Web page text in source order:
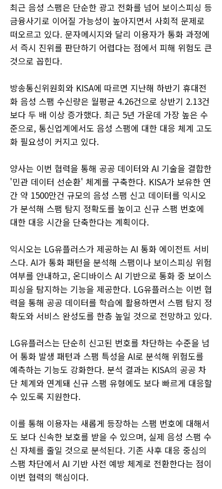
최근 음성 스팸은 단순한 광고 전화를 넘어 보이스피싱 등
금융사기로 이어질 가능성이 높아지면서 사회적 문제로
떠오르고 있다. 문자메시지와 달리 이용자가 통화 과정에
서 즉시 진위를 판단하기 어렵다는 점에서 피해 위험도 큰
것으로 꼽힌다.
방송통신위원회와 KISA에 따르면 지난해 하반기 휴대전
화 음성 스팸 수신량은 월평균 4.26건으로 상반기 2.13건
보다 두 배 이상 증가했다. 최근 5년 가운데 가장 높은 수
준으로, 통신업계에서도 음성 스팸에 대한 대응 체계 고도
화 필요성이 커지고 있다.
양사는 이번 협력을 통해 공공 데이터와 AI 기술을 결합한
'민관 데이터 선순환' 체계를 구축한다. KISA가 보유한 연
간 약 1500만건 규모의 음성 스팸 신고 데이터를 익시오
가 분석해 스팸 탐지 정확도를 높이고 신규 스팸 번호에
대한 대응 시간을 단축한다는 계획이다.
익시오는 LG유플러스가 제공하는 AI 통화 에이전트 서비
스다. AI가 통화 패턴을 분석해 스팸이나 보이스피싱 위험
여부를 안내하고, 온디바이스 AI 기반으로 통화 중 보이스
피싱을 탐지하는 기능을 제공한다. LG유플러스는 이번 협
력을 통해 공공 데이터를 학습에 활용하면서 스팸 탐지 정
확도와 서비스 완성도를 한층 높일 것으로 전망하고 있다.
LG유플러스는 단순히 신고된 번호를 차단하는 수준을 넘
어 통화 발생 패턴과 스팸 특성을 AI로 분석해 위험도를
예측하는 기능도 강화한다. 분석 결과는 KISA의 공공 차
단 체계와 연계돼 신규 스팸 유형에도 보다 빠르게 대응할
수 있도록 지원한다.
이를 통해 이용자는 새롭게 등장하는 스팸 번호에 대해서
도 보다 신속한 보호를 받을 수 있으며, 실제 음성 스팸 수
신 자체를 줄일 것으로 분석된다. 기존 사후 대응 중심의
스팸 차단에서 AI 기반 사전 예방 체계로 전환한다는 점이
이번 협력의 핵심이다.